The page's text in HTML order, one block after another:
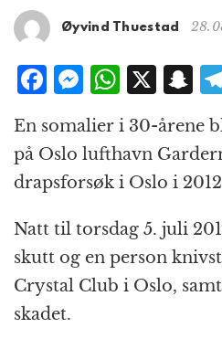
Øyvind Thuestad
F
c
e
b
o
o
k
M
e
ss
e
n
g
e
r
W
h
at
s
A
p
p
X S
n
a
p
c
h
at
En somalier i 30-årene
på Oslo lufthavn
drapsforsøk i Oslo i
Natt til torsdag 5. juli
skutt og en person
Crystal Club i Oslo,
skadet.